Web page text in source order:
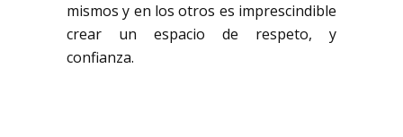
mismos y en los otros es imprescindible
crear un espacio de respeto, y
confianza.